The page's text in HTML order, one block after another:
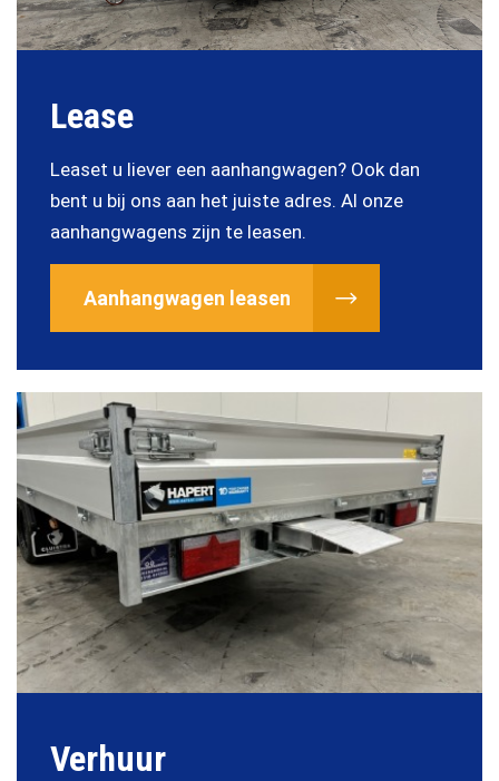
Lease
Leaset u liever een aanhangwagen? Ook dan
bent u bij ons aan het juiste adres. Al onze
aanhangwagens zijn te leasen.
Aanhangwagen leasen
Verhuur